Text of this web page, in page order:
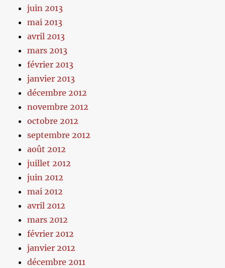
juin 2013
mai 2013
avril 2013
mars 2013
février 2013
janvier 2013
décembre 2012
novembre 2012
octobre 2012
septembre 2012
août 2012
juillet 2012
juin 2012
mai 2012
avril 2012
mars 2012
février 2012
janvier 2012
décembre 2011